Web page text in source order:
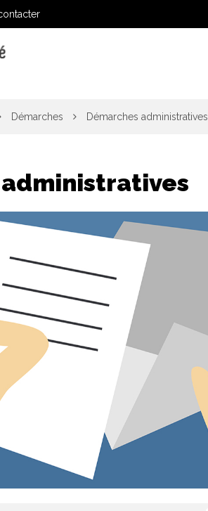
Démarches Démarches administratives